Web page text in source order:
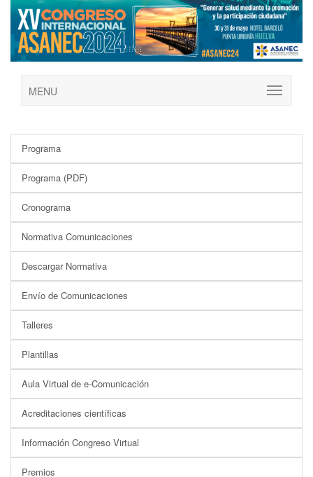
MENU
Programa
Programa (PDF)
Cronograma
Normativa Comunicaciones
Descargar Normativa
Envío de Comunicaciones
Talleres
Plantillas
Aula Virtual de e-Comunicación
Acreditaciones científicas
Información Congreso Virtual
Premios